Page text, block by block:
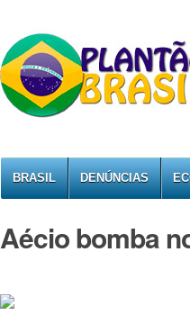
BRASIL DENÚNCIAS
Aécio bomba